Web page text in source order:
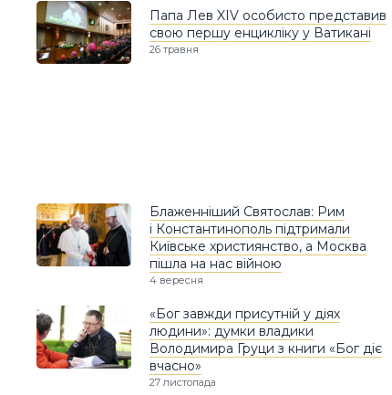
Папа Лев XIV особисто представив
свою першу енцикліку у Ватикані
26 травня
Блаженніший Святослав: Рим
і Константинополь підтримали
Київське християнство, а Москва
пішла на нас війною
4 вересня
«Бог завжди присутній у діях
людини»: думки владики
Володимира Груци з книги «Бог діє
вчасно»
27 листопада